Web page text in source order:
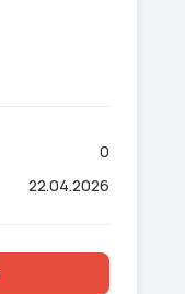
0
22.04.2026